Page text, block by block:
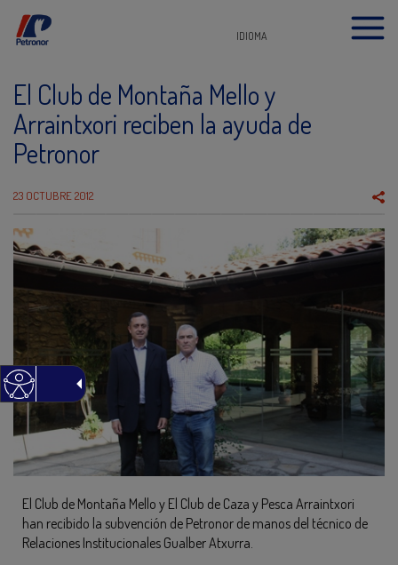
IDIOMA
El Club de Montaña Mello y
Arraintxori reciben la ayuda de
Petronor
23 OCTUBRE 2012
El Club de Montaña Mello y El Club de Caza y Pesca Arraintxori
han recibido la subvención de Petronor de manos del técnico de
Relaciones Institucionales Gualber Atxurra.